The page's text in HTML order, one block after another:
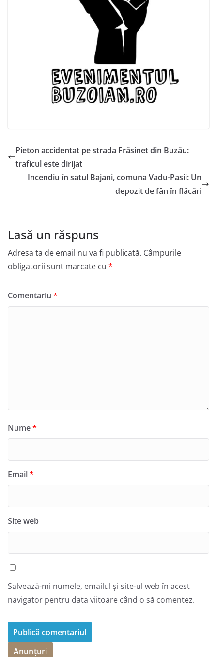
Pieton accidentat pe strada Frăsinet din Buzău:
traficul este dirijat
Incendiu în satul Bajani, comuna Vadu-Pasii: Un
depozit de fân în flăcări
Lasă un răspuns
Adresa ta de email nu va fi publicată. Câmpurile
obligatorii sunt marcate cu *
Comentariu *
Nume*
Email*
Site web
Salvează-mi numele, emailul și site-ul web în acest
navigator pentru data viitoare când o să comentez.
Anunțuri